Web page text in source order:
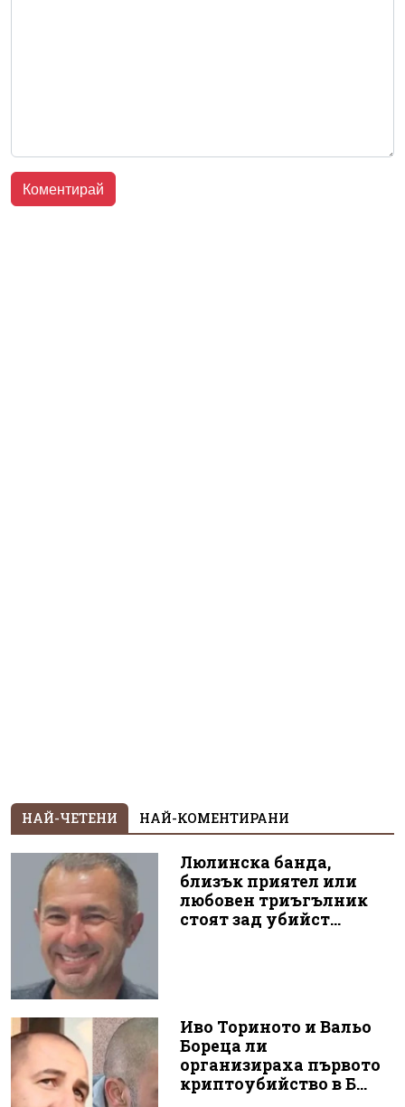
НАЙ-ЧЕТЕНИ НАЙ-КОМЕНТИРАНИ
Люлинска банда,
близък приятел или
любовен триъгълник
стоят зад убийст...
Иво Ториното и Вальо
Бореца ли
организираха първото
криптоубийство в Б...